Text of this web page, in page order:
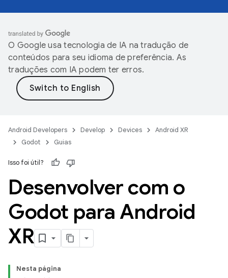
O Google usa tecnologia de IA na tradução de
conteúdos para seu idioma de preferência. As
traduções com IA podem ter erros.
Android Developers Develop Devices
Android XR
Godot
Guias
Isso foi útil?
Desenvolver com o
Godot para Android
XR
Nesta página